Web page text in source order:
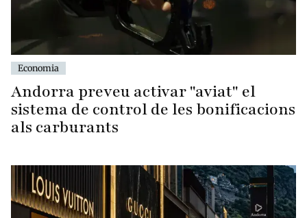
Economia
Andorra preveu activar "aviat" el
sistema de control de les bonificacions
als carburants